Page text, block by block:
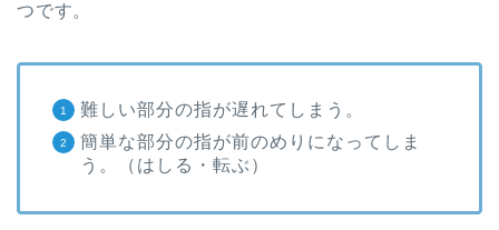
つです。
難しい部分の指が遅れてしまう。
簡単な部分の指が前のめりになってしま
う。（はしる・転ぶ）